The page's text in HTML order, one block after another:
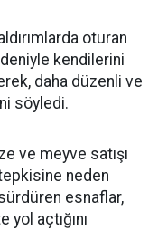
oturan
kendilerini
daha düzenli ve
söyledi.
ve meyve satışı
neden
esnaflar,
yol açtığını